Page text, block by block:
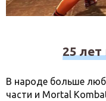
25
В народе больше
части и Mortal